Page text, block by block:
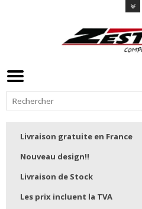
Livraison gratuite en France
Nouveau design!!
Livraison de Stock
Les prix incluent la TVA